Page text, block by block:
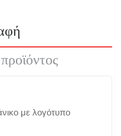
με λογότυπο